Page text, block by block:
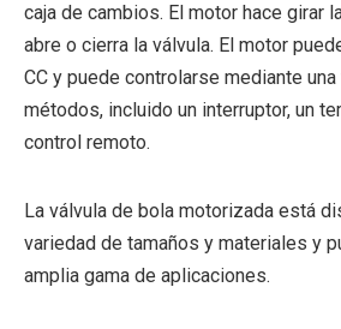
caja de cambios. El motor hace girar
abre o cierra la válvula. El motor
CC y puede controlarse mediante
métodos, incluido un interruptor, un
control remoto.
La válvula de bola motorizada está
variedad de tamaños y materiales y
amplia gama de aplicaciones.